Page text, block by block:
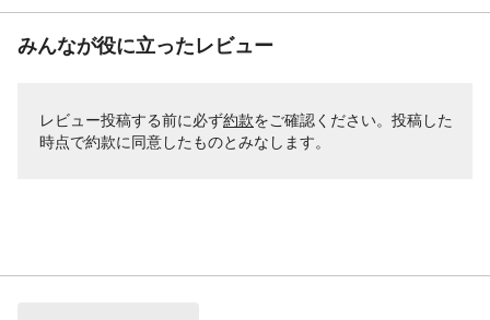
みんなが役に立ったレビュー
レビュー投稿する前に必ず約款をご確認ください。投稿した
時点で約款に同意したものとみなします。